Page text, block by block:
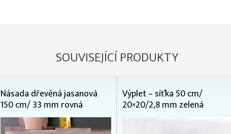
SOUVISEJÍCÍ PRODUKTY
Násada dřevěná jasanová
150 cm/ 33 mm rovná
Výplet – síťka 50 cm/
20×20/2,8 mm zelená